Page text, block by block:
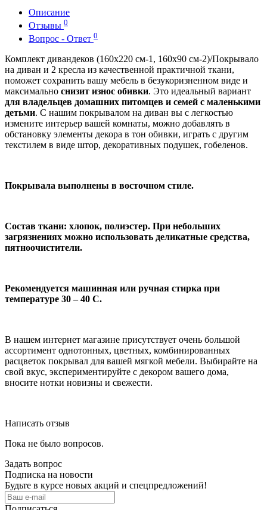
Описание
Отзывы 0
Вопрос - Ответ 0
Комплект дивандеков (160х220 см-1, 160х90 см-2)/Покрывало
на диван и 2 кресла из качественной практичной ткани,
поможет сохранить вашу мебель в безукоризненном виде и
максимально снизит износ обивки. Это идеальный вариант
для владельцев домашних питомцев и семей с маленькими
детьми. С нашим покрывалом на диван вы с легкостью
измените интерьер вашей комнаты, можно добавлять в
обстановку элементы декора в тон обивки, играть с другим
текстилем в виде штор, декоративных подушек, гобеленов.
Покрывала выполнены в восточном стиле.
Состав ткани: хлопок, полиэстер. При небольших
загрязнениях можно использовать деликатные средства,
пятноочистители.
Рекомендуется машинная или ручная стирка при
температуре 30 – 40 С.
В нашем интернет магазине присутствует очень большой
ассортимент однотонных, цветных, комбинированных
расцветок покрывал для вашей мягкой мебели. Выбирайте на
свой вкус, экспериментируйте с декором вашего дома,
вносите нотки новизны и свежести.
Написать отзыв
Пока не было вопросов.
Задать вопрос
Подписка на новости
Будьте в курсе новых акций и спецпредложений!